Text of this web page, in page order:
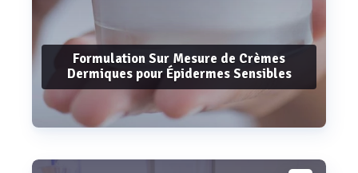
Formulation Sur Mesure de Crèmes
Dermiques pour Épidermes Sensibles